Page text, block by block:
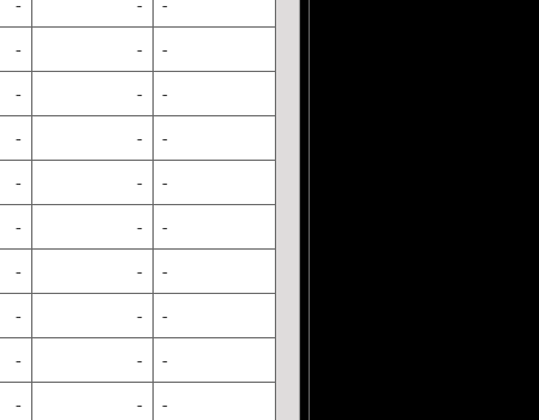
- - -
- - -
- - -
- - -
- - -
- - -
- - -
- - -
- - -
- - -